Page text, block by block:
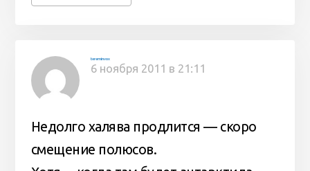
tereminvox
6 ноября 2011 в 21:11
Недолго халява продлится — скоро
смещение полюсов.